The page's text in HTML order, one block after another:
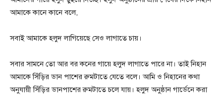
আমাকে কানে কানে বলে,
সবাই আমাকে হলুদ লাগিয়েছে সেও লাগাতে চায়।
সবার সামনে তো আর বর কনের গায়ে হলুদ লাগাতে পারে না। তাই নিহান
আমাকে সিঁড়ির ডান পাশের রুমটাতে যেতে বলে। আমি ও নিহানের কথা
অনুযায়ী সিঁড়ির ডানপাশের রুমটাতে চলে যায়। হলুদ অনুষ্ঠান গার্ডেনে করা